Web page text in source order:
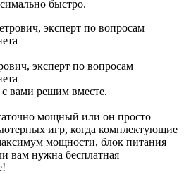
быстро.
эксперт по вопросам
вами решим вместе.
мощный или он просто
игр, когда комплектующие
мощности, блок питания
вам нужна бесплатная